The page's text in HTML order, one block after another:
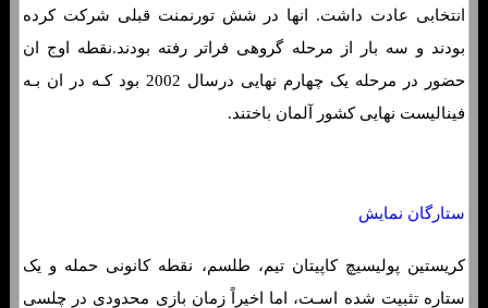
انتخابی عادت داشت. انها در شش تورنمنت قبلی شرکت کرده
بودند و سه بار از مرحله گروهی فراتر رفته بودند.نقطه اوج ان
حضور در مرحله یک چهارم نهایی درسال 2002 بود کـه در ان بـه
فینالیست نهایی کشور آلمان باختند.
ستارگان نمایش
کریستین پولیسیچ کاپیتان تیم، طلسم، نقطه کانونی حمله و یک
ستاره تثبیت شده اسـت، اما اخیراً زمان بازی محدودی در چلسی